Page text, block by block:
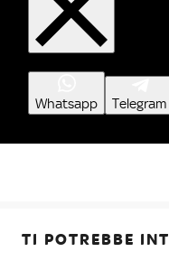
Whatsapp Telegram
TI POTREBBE